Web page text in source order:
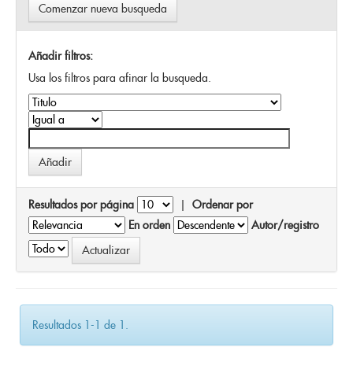
Comenzar nueva busqueda
Añadir filtros:
Usa los filtros para afinar la busqueda.
Resultados por página | Ordenar por
En orden
Autor/registro
Resultados 1-1 de 1.